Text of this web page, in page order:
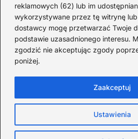
reklamowych (62) lub im
wykorzystywane przez tę witrynę
dostawcy mogę przetwarzać Twoje
podstawie uzasadnionego interesu.
zgodzić nie akceptując zgody
poniżej.
Ustawienia
Zaakceptuj
Szukasz inspiracji do rodzinnego
Redakcja: Monika Zawadzka
Piłsudskiego 211AD, 14-714 Kielce
733 311 7511
O Jazz Juniors
Ciasteczka
Zasady użytkowania